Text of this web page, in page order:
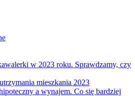
w 2023 roku. Sprawdzamy, czy
mieszkania 2023
a wynajem. Co się bardziej